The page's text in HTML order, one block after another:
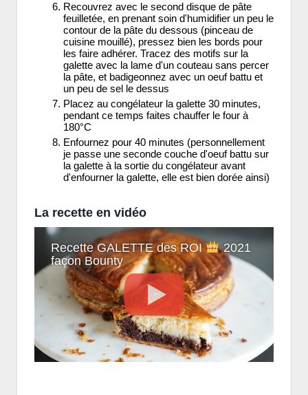
Recouvrez avec le second disque de pâte
feuilletée, en prenant soin d'humidifier un peu le
contour de la pâte du dessous (pinceau de
cuisine mouillé), pressez bien les bords pour
les faire adhérer. Tracez des motifs sur la
galette avec la lame d'un couteau sans percer
la pâte, et badigeonnez avec un oeuf battu et
un peu de sel le dessus
Placez au congélateur la galette 30 minutes,
pendant ce temps faites chauffer le four à
180°C
Enfournez pour 40 minutes (personnellement
je passe une seconde couche d'oeuf battu sur
la galette à la sortie du congélateur avant
d'enfourner la galette, elle est bien dorée ainsi)
La recette en vidéo
Recette GALETTE des ROI
2021
façon Bounty